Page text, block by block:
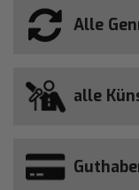
Alle
alle